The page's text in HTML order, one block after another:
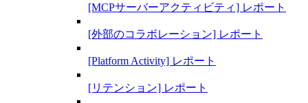
[MCPサーバーアクティビティ] レポート
[外部のコラボレーション] レポート
[Platform Activity] レポート
[リテンション] レポート